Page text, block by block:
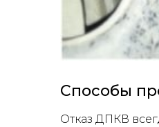
Способы
Отказ ДПКВ